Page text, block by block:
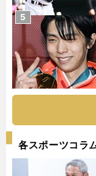
5
各スポーツコラ